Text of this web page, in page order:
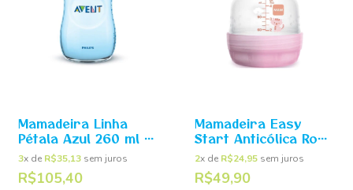
Mamadeira Linha
Pétala Azul 260 ml -
Philips Avent
3x de R$35,13 sem juros
R$105,40
Mamadeira Easy
Start Anticólica Rosa
130ml (0m+) - MAM
2x de R$24,95 sem juros
R$49,90